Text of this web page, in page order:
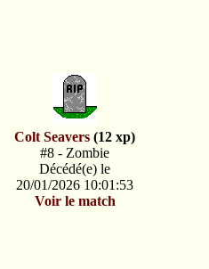
Colt Seavers (12 xp)
#8 - Zombie
Décédé(e) le
20/01/2026 10:01:53
Voir le match